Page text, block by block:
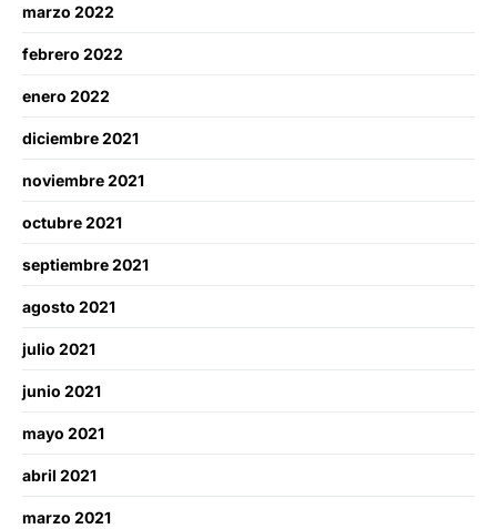
marzo 2022
febrero 2022
enero 2022
diciembre 2021
noviembre 2021
octubre 2021
septiembre 2021
agosto 2021
julio 2021
junio 2021
mayo 2021
abril 2021
marzo 2021